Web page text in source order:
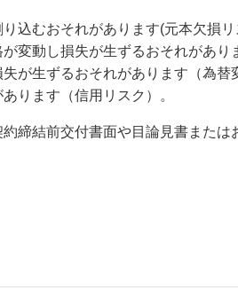
込むおそれがあります(元本欠損リ
変動し損失が生ずるおそれがあり
が生ずるおそれがあります（為替
ります（信用リスク）。
締結前交付書面や目論見書また